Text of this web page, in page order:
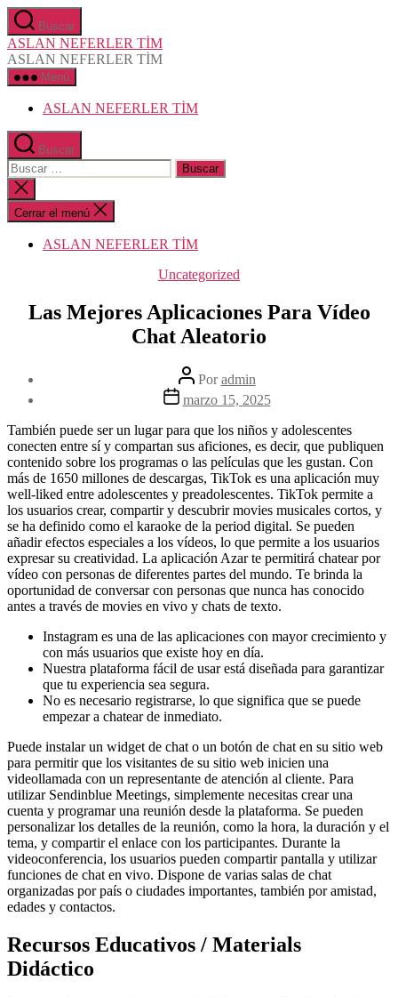
Saltar
al
contenido
Buscar
ASLAN NEFERLER TİM
ASLAN NEFERLER TİM
Menú
ASLAN NEFERLER TİM
Buscar
Buscar:
Cerrar
la
búsqueda
Cerrar el menú
ASLAN NEFERLER TİM
Categorías
Uncategorized
Las Mejores Aplicaciones Para Vídeo
Chat Aleatorio
Autor
de
la
Poradmin
Fecha
la
entrada
marzo 15, 2025
También puede ser un lugar para que los niños y adolescentes
conecten entre sí y compartan sus aficiones, es decir, que publiquen
contenido sobre los programas o las películas que les gustan. Con
más de 1650 millones de descargas, TikTok es una aplicación muy
well-liked entre adolescentes y preadolescentes. TikTok permite a
los usuarios crear, compartir y descubrir movies musicales cortos, y
se ha definido como el karaoke de la period digital. Se pueden
añadir efectos especiales a los vídeos, lo que permite a los usuarios
expresar su creatividad. La aplicación Azar te permitirá chatear por
vídeo con personas de diferentes partes del mundo. Te brinda la
oportunidad de conversar con personas que nunca has conocido
antes a través de movies en vivo y chats de texto.
Instagram es una de las aplicaciones con mayor crecimiento y
con más usuarios que existe hoy en día.
Nuestra plataforma fácil de usar está diseñada para garantizar
que tu experiencia sea segura.
No es necesario registrarse, lo que significa que se puede
empezar a chatear de inmediato.
Puede instalar un widget de chat o un botón de chat en su sitio web
para permitir que los visitantes de su sitio web inicien una
videollamada con un representante de atención al cliente. Para
utilizar Sendinblue Meetings, simplemente necesitas crear una
cuenta y programar una reunión desde la plataforma. Se pueden
personalizar los detalles de la reunión, como la hora, la duración y el
tema, y compartir el enlace con los participantes. Durante la
videoconferencia, los usuarios pueden compartir pantalla y utilizar
funciones de chat en vivo. Dispone de varias salas de chat
organizadas por país o ciudades importantes, también por amistad,
edades y contactos.
Recursos Educativos / Materials
Didáctico